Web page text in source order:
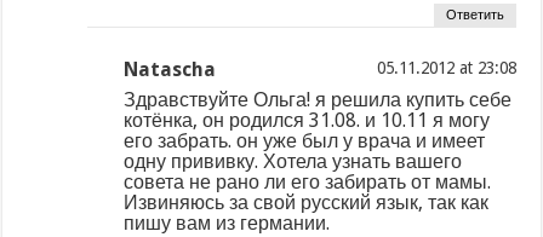
Ответить
Natascha at
Здравствуйте Ольга! я решила купить себе
котёнка, он родился 31.08. и 10.11 я могу
его забрать. он уже был у врача и имеет
одну прививку. Хотела узнать вашего
совета не рано ли его забирать от мамы.
Извиняюсь за свой русский язык, так как
пишу вам из германии.